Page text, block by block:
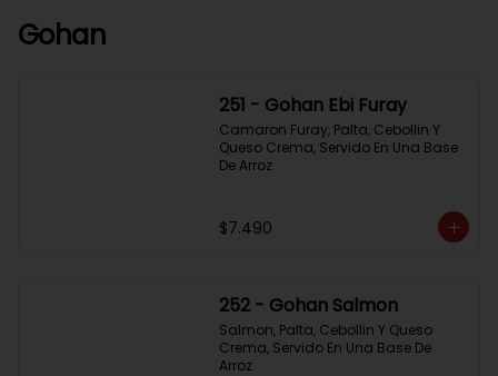
Gohan
251 - Gohan Ebi Furay
Camaron Furay, Palta, Cebollin Y
Queso Crema, Servido En Una Base
De Arroz
$7.490
252 - Gohan Salmon
Salmon, Palta, Cebollin Y Queso
Crema, Servido En Una Base De
Arroz